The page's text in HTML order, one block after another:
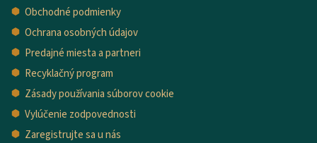
Obchodné podmienky
Ochrana osobných údajov
Predajné miesta a partneri
Recyklačný program
Zásady používania súborov cookie
Vylúčenie zodpovednosti
Zaregistrujte sa u nás